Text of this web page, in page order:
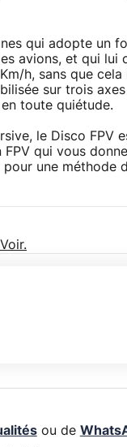
qui adopte un
avions, et qui lui
h, sans que
sur trois
toute quiétude.
le Disco FPV
qui vous
une méthode
Voir.
ou de